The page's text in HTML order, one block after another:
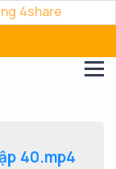
4share
40.mp4